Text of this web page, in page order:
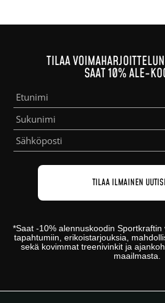
TILAA
SAAT 10% ALE-
*Saat -10% alennuskoodin Sportkraftin
tapahtumiin, erikoistarjouksia,
sekä kovimmat treenivinkit ja
maailmasta.